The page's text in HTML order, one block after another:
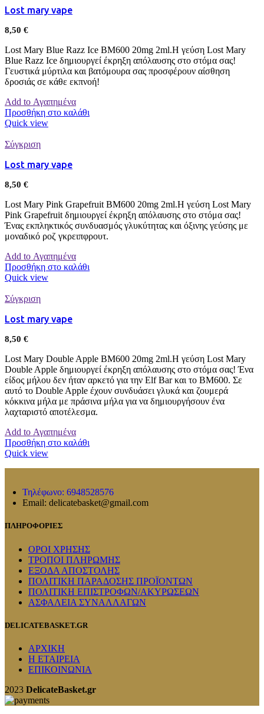
Lost mary vape
8,50 €
Lost Mary Blue Razz Ice BM600 20mg 2ml.Η γεύση Lost Mary
Blue Razz Ice δημιουργεί έκρηξη απόλαυσης στο στόμα σας!
Γευστικά μύρτιλα και βατόμουρα σας προσφέρουν αίσθηση
δροσιάς σε κάθε εκπνοή!
Add to Αγαπημένα
Προσθήκη στο καλάθι
Quick view
Σύγκριση
Lost mary vape
8,50 €
Lost Mary Pink Grapefruit BM600 20mg 2ml.Η γεύση Lost Mary
Pink Grapefruit δημιουργεί έκρηξη απόλαυσης στο στόμα σας!
Ένας εκπληκτικός συνδυασμός γλυκύτητας και όξινης γεύσης με
μοναδικό ροζ γκρειπφρουτ.
Add to Αγαπημένα
Προσθήκη στο καλάθι
Quick view
Σύγκριση
Lost mary vape
8,50 €
Lost Mary Double Apple BM600 20mg 2ml.Η γεύση Lost Mary
Double Apple δημιουργεί έκρηξη απόλαυσης στο στόμα σας! Ένα
είδος μήλου δεν ήταν αρκετό για την Elf Bar και το ΒΜ600. Σε
αυτό το Double Apple έχουν συνδυάσει γλυκά και ζουμερά
κόκκινα μήλα με πράσινα μήλα για να δημιουργήσουν ένα
λαχταριστό αποτέλεσμα.
Add to Αγαπημένα
Προσθήκη στο καλάθι
Quick view
Τηλέφωνο: 6948528576
Email: delicatebasket@gmail.com
ΠΛΗΡΟΦΟΡΙΕΣ
ΟΡΟΙ ΧΡΗΣΗΣ
ΤΡΟΠΟΙ ΠΛΗΡΩΜΗΣ
ΕΞΟΔΑ ΑΠΟΣΤΟΛΗΣ
ΠΟΛΙΤΙΚΗ ΠΑΡΑΔΟΣΗΣ ΠΡΟΪΟΝΤΩΝ
ΠΟΛΙΤΙΚΗ ΕΠΙΣΤΡΟΦΩΝ/ΑΚΥΡΩΣΕΩΝ
ΑΣΦΑΛΕΙΑ ΣΥΝΑΛΛΑΓΩΝ
DELICATEBASKET.GR
ΑΡΧΙΚΗ
Η ΕΤΑΙΡΕΙΑ
ΕΠΙΚΟΙΝΩΝΙΑ
2023 DelicateBasket.gr